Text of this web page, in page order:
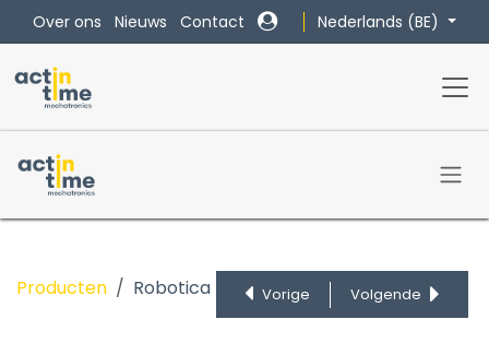
Overslaan naar inhoud
Over ons Nieuws Contact Nederlands (BE)
Producten Robotica Vorige Volgende